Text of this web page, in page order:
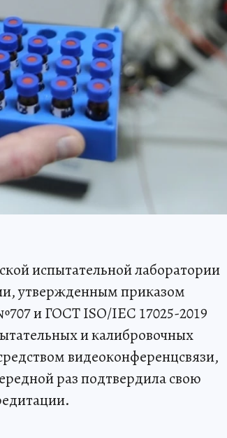
испытательной лаборатории
утвержденным приказом
и ГОСТ ISO/IEC 17025-2019
и калибровочных
видеоконференцсвязи,
раз подтвердила свою